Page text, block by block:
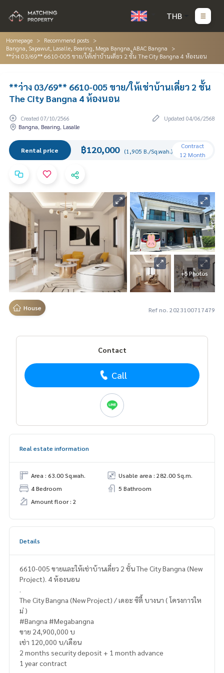
THB
Homepage
Recommend posts
Bangna, Sapawut, Lasalle, Bearing, Mega Bangna, ABAC Bangna
**ว่าง 03/69** 6610-005 ขาย/ให้เช่าบ้านเดี่ยว 2 ชั้น The City Bangna 4 ห้องนอน
**ว่าง 03/69** 6610-005 ขาย/ให้เช่าบ้านเดี่ยว 2 ชั้น
The City Bangna 4 ห้องนอน
Created 07/10/2566
Updated 04/06/2568
Bangna, Bearing, Lasalle
Rental price ฿120,000 (1,905 B./Sq.wah.)
Contract
12 Month
+5 Photos
House Ref no. 2023100717479
Contact
Call
Real estate information
Area : 63.00 Sq.wah.
Usable area : 282.00 Sq.m.
4 Bedroom
5 Bathroom
Amount floor : 2
Details
6610-005 ขายและให้เช่าบ้านเดี่ยว 2 ชั้น The City Bangna (New
Project). 4 ห้องนอน
The City Bangna (New Project) / เดอะ ซิตี้ บางนา ( โครงการให
ม่ )
#Bangna #Megabangna
ขาย 24,900,000 บ
เช่า 120,000 บ/เดือน
2 months security deposit + 1 month advance
1 year contract